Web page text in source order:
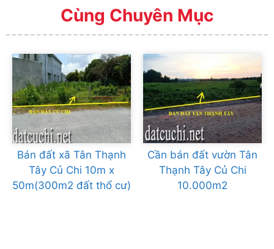
Cùng Chuyên Mục
Bán đất xã Tân Thạnh
Tây Củ Chi 10m x
50m(300m2 đất thổ cư)
Cần bán đất vườn Tân
Thạnh Tây Củ Chi
10.000m2